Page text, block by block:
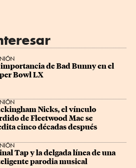
de Bad Bunny en el
Bowl LX
Nicks, el vínculo
de Fleetwood Mac se
cinco décadas después
Tap y la delgada línea de una
parodia musical